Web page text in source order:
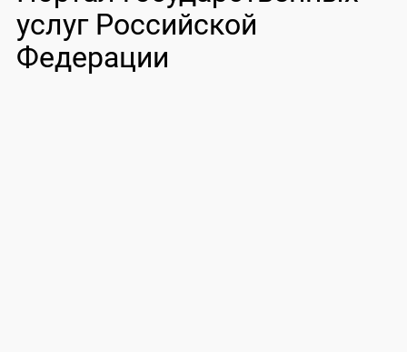
услуг Российской
Федерации